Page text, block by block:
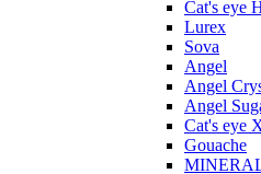
Cat's eye
Lurex
Sova
Angel
Angel
Angel
Cat's eye
Gouache